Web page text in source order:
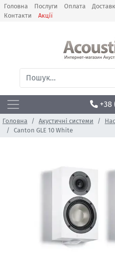
Головна Послуги Оплата
Контакти
Акції
+38
Головна Акустичні системи
Canton GLE 10 White